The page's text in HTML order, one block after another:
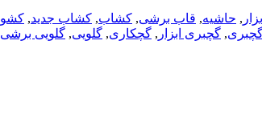
, حاشیه, قاب برشی, کشاب, کشاب جدید, کشو
, گچبری ابزار , گچکاری, گلویی, گلویی برشی